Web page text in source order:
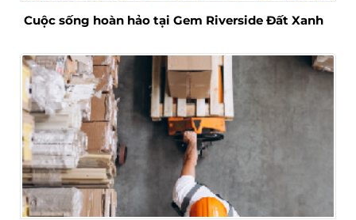
Cuộc sống hoàn hảo tại Gem Riverside Đất Xanh